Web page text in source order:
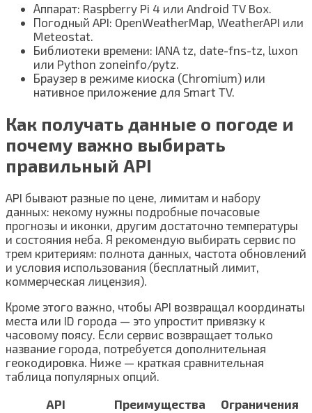
Аппарат: Raspberry Pi 4 или Android TV Box.
Погодный API: OpenWeatherMap, WeatherAPI или
Meteostat.
Библиотеки времени: IANA tz, date-fns-tz, luxon
или Python zoneinfo/pytz.
Браузер в режиме киоска (Chromium) или
нативное приложение для Smart TV.
Как получать данные о погоде и
почему важно выбирать
правильный API
API бывают разные по цене, лимитам и набору
данных: некому нужны подробные почасовые
прогнозы и иконки, другим достаточно температуры
и состояния неба. Я рекомендую выбирать сервис по
трем критериям: полнота данных, частота обновлений
и условия использования (бесплатный лимит,
коммерческая лицензия).
Кроме этого важно, чтобы API возвращал координаты
места или ID города — это упростит привязку к
часовому поясу. Если сервис возвращает только
название города, потребуется дополнительная
геокодировка. Ниже — краткая сравнительная
таблица популярных опций.
API
Преимущества Ограничения